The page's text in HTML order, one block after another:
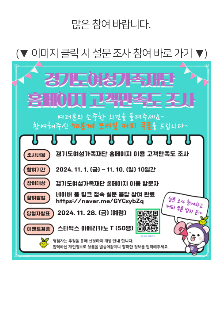
많은 참여 바랍니다.
(▼ 이미지 클릭 시 설문 조사 참여 바로 가기 ▼)